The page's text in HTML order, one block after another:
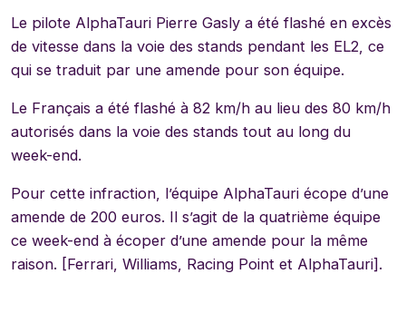
Le pilote AlphaTauri Pierre Gasly a été flashé en excès
de vitesse dans la voie des stands pendant les EL2, ce
qui se traduit par une amende pour son équipe.
Le Français a été flashé à 82 km/h au lieu des 80 km/h
autorisés dans la voie des stands tout au long du
week-end.
Pour cette infraction, l’équipe AlphaTauri écope d’une
amende de 200 euros. Il s’agit de la quatrième équipe
ce week-end à écoper d’une amende pour la même
raison. [Ferrari, Williams, Racing Point et AlphaTauri].